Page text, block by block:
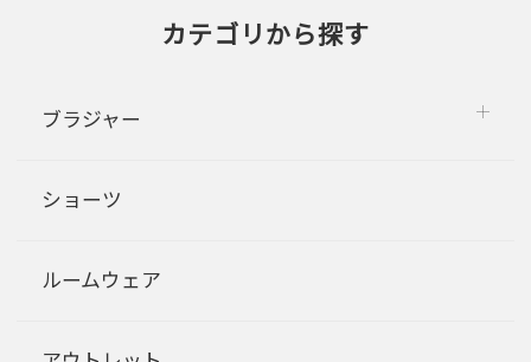
カテゴリから探す
ブラジャー
ショーツ
ルームウェア